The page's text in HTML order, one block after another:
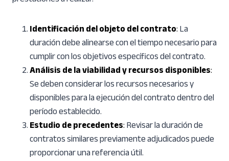
Identificación del objeto del contrato:La
duración debe alinearse con el tiempo necesario para
cumplir con los objetivos específicos del contrato.
Análisis de la viabilidad y recursos disponibles:
Se deben considerar los recursos necesarios y
disponibles para la ejecución del contrato dentro del
período establecido.
Estudio de precedentes:Revisar la duración de
contratos similares previamente adjudicados puede
proporcionar una referencia útil.